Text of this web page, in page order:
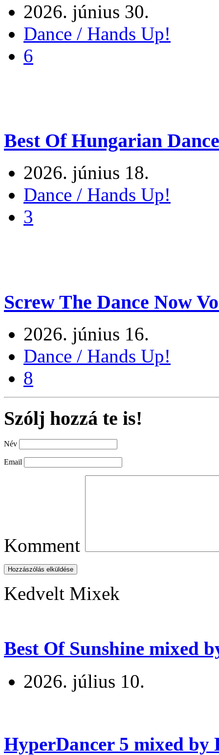
2026. június 30.
Dance / Hands Up!
6
Best Of Hungarian
2026. június 18.
Dance / Hands Up!
3
Screw The Dance Now
2026. június 16.
Dance / Hands Up!
8
Szólj hozzá te is!
Név
Email
Komment
Hozzászólás elküldése
Kedvelt Mixek
Best Of Sunshine mixed
2026. július 10.
HyperDancer 5 mixed by